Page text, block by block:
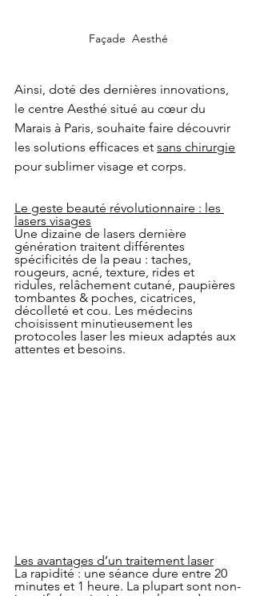
Façade  Aesthé
Ainsi, doté des dernières innovations,
le centre Aesthé situé au cœur du
Marais à Paris, souhaite faire découvrir
les solutions efficaces et sans chirurgie
pour sublimer visage et corps.
Le geste beauté révolutionnaire : les
lasers visages
Une dizaine de lasers dernière
génération traitent différentes
spécificités de la peau : taches,
rougeurs, acné, texture, rides et
ridules, relâchement cutané, paupières
tombantes & poches, cicatrices,
décolleté et cou. Les médecins
choisissent minutieusement les
protocoles laser les mieux adaptés aux
attentes et besoins.
Les avantages d’un traitement laser
La rapidité : une séance dure entre 20
minutes et 1 heure. La plupart sont non-